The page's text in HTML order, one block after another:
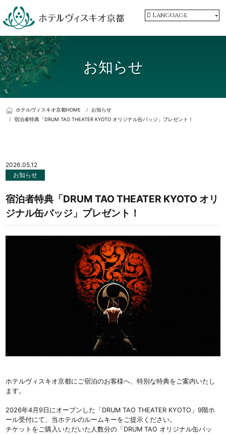
Language
お知らせ
ホテルヴィスキオ京都HOME
お知らせ
宿泊者特典「DRUM TAO THEATER KYOTO オリジナル缶バッジ」プレゼント！
2026.05.12
お知らせ
宿泊者特典「DRUM TAO THEATER KYOTO オリ
ジナル缶バッジ」プレゼント！
ホテルヴィスキオ京都にご宿泊のお客様へ、特別な特典をご案内いたし
ます。
2026年4月9日にオープンした「DRUM TAO THEATER KYOTO」9階ホ
ール受付にて、当ホテルのルームキーをご提示ください。
チケットをご購入いただいた人数分の「DRUM TAO オリジナル缶バッ